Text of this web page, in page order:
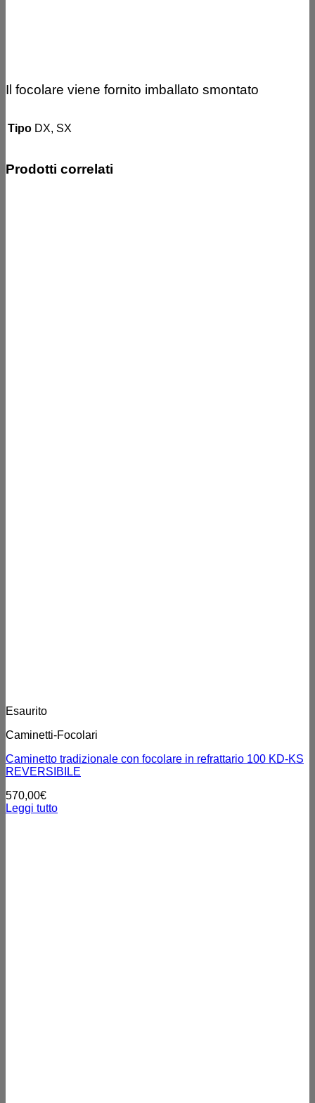
Il focolare viene fornito imballato smontato
Tipo DX, SX
Prodotti correlati
Esaurito
Caminetti-Focolari
Caminetto tradizionale con focolare in refrattario 100 KD-KS
REVERSIBILE
570,00€
Leggi tutto